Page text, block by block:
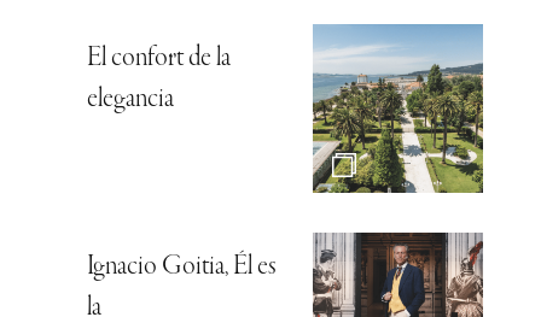
El confort de la
elegancia
Ignacio Goitia, Él es
la